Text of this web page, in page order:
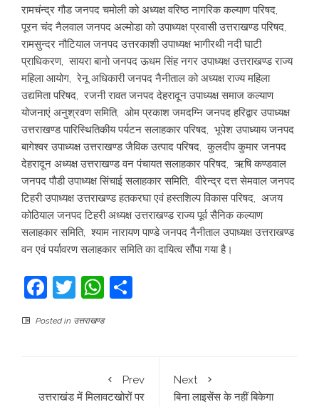
रामचंन्द्र गौड जनपद चमोली को अध्यक्ष वरिष्ठ नागरिक कल्याण परिषद,
पूरन चंद नैलवाल जनपद अल्मोडा को उपाध्यक्ष प्रवासी उत्तराखण्ड परिषद,
रामसुन्दर नौटियाल जनपद उत्तरकाशी उपाध्यक्ष भागीरथी नदी घाटी
प्राधिकरण, सायरा बानो जनपद ऊधम सिंह नगर उपाध्यक्ष उत्तराखण्ड राज्य
महिला आयोग, रेनू अधिकारी जनपद नैनीताल को अध्यक्ष राज्य महिला
उद्यमिता परिषद, रजनी रावत जनपद देहरादून उपाध्यक्ष समाज कल्याण
योजनाएं अनुश्रवण समिति, ओम प्रकाश जमदग्नि जनपद हरिद्वार उपाध्यक्ष
उत्तराखण्ड पारिस्थितिकीय पर्यटन सलाहकार परिषद, भूपेश उपाध्याय जनपद
बागेश्वर उपाध्यक्ष उत्तराखण्ड जैविक उत्पाद परिषद, कुलदीप कुमार जनपद
देहरादून अध्यक्ष उत्तराखण्ड वन पंचायत सलाहकार परिषद, ऋषि कण्डवाल
जनपद पौडी उपाध्यक्ष सिंचाई सलाहकार समिति, वीरेन्द्र दत्त सेमवाल जनपद
टिहरी उपाध्यक्ष उत्तराखण्ड हतकरघा एवं हस्तशिल्प विकास परिषद, अजय
कोठियाल जनपद टिहरी अध्यक्ष उत्तराखण्ड राज्य पूर्व सैनिक कल्याण
सलाहकार समिति, श्याम नारायण पाण्डे जनपद नैनीताल उपाध्यक्ष उत्तराखण्ड
वन एवं पर्यावरण सलाहकार समिति का दायित्व सौंपा गया है।
Facebook
TwitterWhatsApp
Posted in उत्तराखण्ड
Prev
उत्तराखंड में मिलावटखोरों पर
Next
बिना लाइसेंस के नहीं बिकेगा